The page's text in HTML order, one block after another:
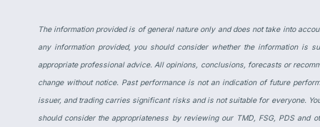
The information provided is of general nature only and does not take into
any information provided, you should consider whether the information is
appropriate professional advice. All opinions, conclusions, forecasts or
change without notice. Past performance is not an indication of future
issuer, and trading carries significant risks and is not suitable for everyone.
should consider the appropriateness by reviewing our TMD, FSG, PDS and